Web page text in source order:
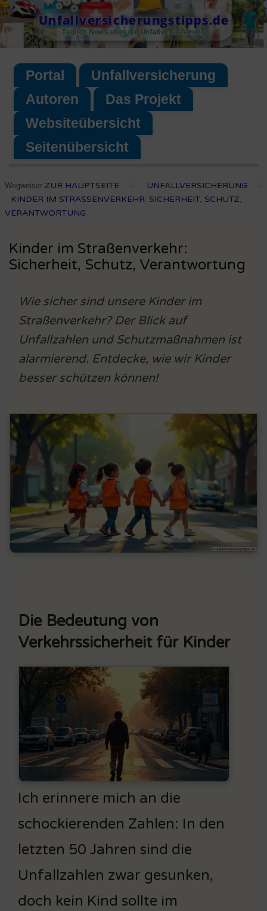
Skip
to
content
Unfallversicherungstipps.de
Täglich News über die Unfallversicherung
Portal
Unfallversicherung
Autoren
Das Projekt
Websiteübersicht
Seitenübersicht
Wegweiser ZUR HAUPTSEITE – UNFALLVERSICHERUNG –
KINDER IM STRASSENVERKEHR: SICHERHEIT, SCHUTZ, V
ERANTWORTUNG
Kinder im Straßenverkehr:
Sicherheit, Schutz, Verantwortung
Wie sicher sind unsere Kinder im
Straßenverkehr? Der Blick auf
Unfallzahlen und Schutzmaßnahmen ist
alarmierend. Entdecke, wie wir Kinder
besser schützen können!
Die Bedeutung von
Verkehrssicherheit für Kinder
Ich erinnere mich an die
schockierenden Zahlen: In den
letzten 50 Jahren sind die
Unfallzahlen zwar gesunken,
doch kein Kind sollte im